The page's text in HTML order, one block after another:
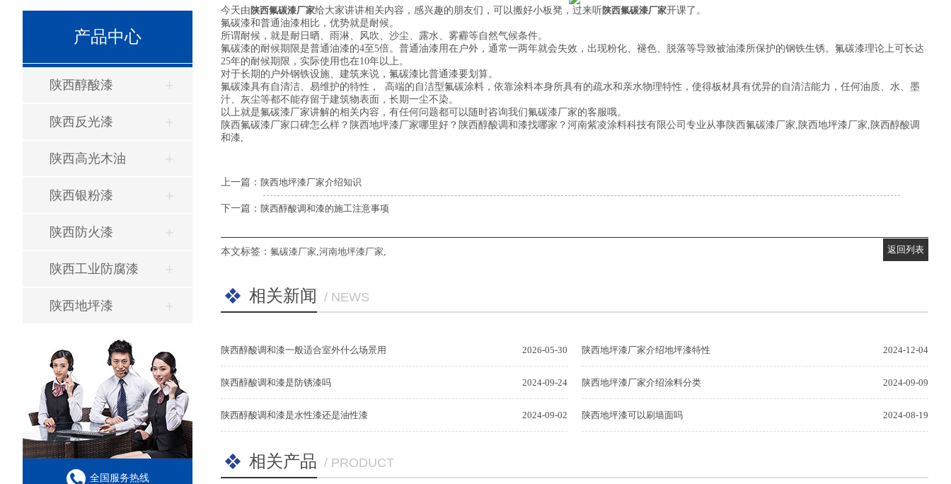
产品中心
陕西醇酸漆
陕西反光漆
陕西高光木油
陕西银粉漆
陕西防火漆
陕西工业防腐漆
陕西地坪漆
全国服务热线
今天由 陕西氟碳漆厂家给大家讲讲相关内容，感兴趣的朋友们，可以搬好小板凳，过来听陕西氟碳漆厂家开课了。
氟碳漆和普通油漆相比，优势就是耐候。
所谓耐候，就是耐日晒、雨淋、风吹、沙尘、露水、雾霾等自然气候条件。
氟碳漆的耐候期限是普通油漆的4至5倍。普通油漆用在户外，通常一两年就会失效，出现粉化、褪色、脱落等导致被油漆所保护的钢铁生锈。氟碳漆理论上可长达
25年的耐候期限，实际使用也在10年以上。
对于长期的户外钢铁设施、建筑来说，氟碳漆比普通漆要划算。
氟碳漆具有自清洁、易维护的特性， 高端的自洁型氟碳涂料，依靠涂料本身所具有的疏水和亲水物理特性，使得板材具有优异的自清洁能力，任何油质、水、墨
汁、灰尘等都不能存留于建筑物表面，长期一尘不染。
以上就是氟碳漆厂家讲解的相关内容，有任何问题都可以随时咨询我们氟碳漆厂家的客服哦。
陕西氟碳漆厂家口碑怎么样？陕西地坪漆厂家哪里好？陕西醇酸调和漆找哪家？河南紫凌涂料科技有限公司专业从事陕西氟碳漆厂家,陕西地坪漆厂家,陕西醇酸调
和漆,
上一篇： 陕西地坪漆厂家介绍知识
下一篇： 陕西醇酸调和漆的施工注意事项
返回列表
本文标签： 氟碳漆厂家 河南地坪漆厂家
相关新闻 / NEWS
2026-05-30
陕西醇酸调和漆一般适合室外什么场景用 2024-12-04
陕西地坪漆厂家介绍地坪漆特性
2024-09-24
陕西醇酸调和漆是防锈漆吗 2024-09-09
陕西地坪漆厂家介绍涂料分类
2024-09-02
陕西醇酸调和漆是水性漆还是油性漆 2024-08-19
陕西地坪漆可以刷墙面吗
相关产品 / PRODUCT